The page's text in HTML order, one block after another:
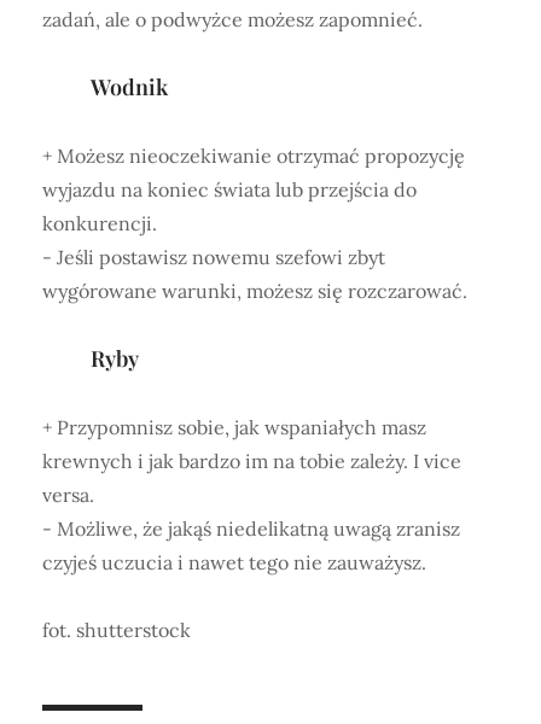
zadań, ale o podwyżce możesz zapomnieć.
Wodnik
+ Możesz nieoczekiwanie otrzymać propozycję
wyjazdu na koniec świata lub przejścia do
konkurencji.
- Jeśli postawisz nowemu szefowi zbyt
wygórowane warunki, możesz się rozczarować.
Ryby
+ Przypomnisz sobie, jak wspaniałych masz
krewnych i jak bardzo im na tobie zależy. I vice
versa.
- Możliwe, że jakąś niedelikatną uwagą zranisz
czyjeś uczucia i nawet tego nie zauważysz.
fot. shutterstock